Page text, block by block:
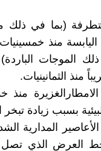
(بما في ذلك
منذ
الموجات
منذ الثمانينيات.
منذ
بسبب زيادة تبخر
خط العرض الذي